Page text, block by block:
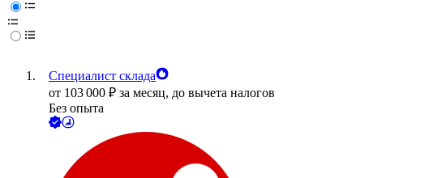
Специалист склада
от 103 000 ₽ за месяц, до вычета налогов
Без опыта